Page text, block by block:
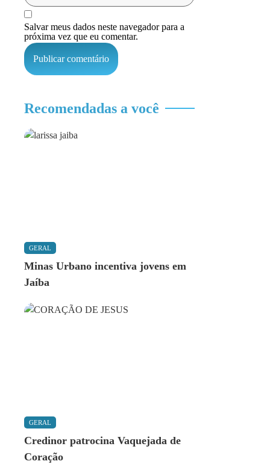
Salvar meus dados neste navegador para a
próxima vez que eu comentar.
Recomendadas a você
GERAL
Minas Urbano incentiva jovens em
Jaíba
GERAL
Credinor patrocina Vaquejada de
Coração